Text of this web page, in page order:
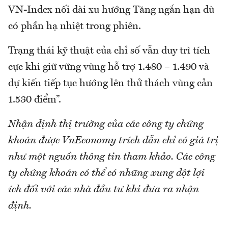
VN-Index nối dài xu hướng Tăng ngắn hạn dù
có phần hạ nhiệt trong phiên.
Trạng thái kỹ thuật của chỉ số vẫn duy trì tích
cực khi giữ vững vùng hỗ trợ 1.480 – 1.490 và
dự kiến tiếp tục hướng lên thử thách vùng cản
1.530 điểm”.
Nhận định thị trường của các công ty chứng
khoán được VnEconomy trích dẫn chỉ có giá trị
như một nguồn thông tin tham khảo. Các công
ty chứng khoán có thể có những xung đột lợi
ích đối với các nhà đầu tư khi đưa ra nhận
định.